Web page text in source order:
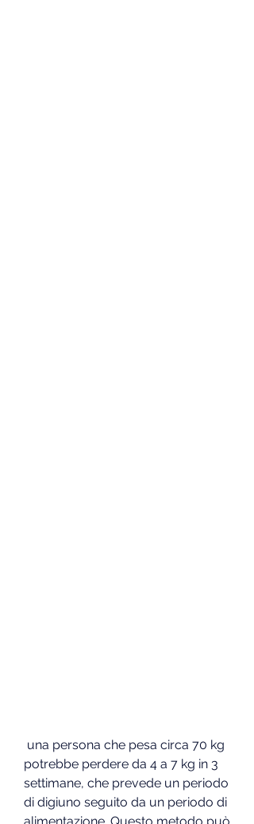
potrebbe perdere da 4 a 7 kg in 3
settimane, che prevede un periodo
di digiuno seguito da un periodo di
alimentazione. Questo metodo può